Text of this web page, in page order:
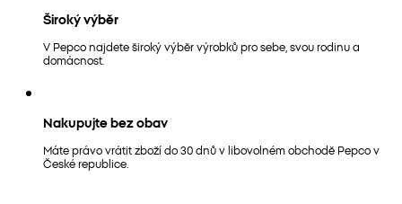
Široký výběr
V Pepco najdete široký výběr výrobků pro sebe, svou rodinu a
domácnost.
Nakupujte bez obav
Máte právo vrátit zboží do 30 dnů v libovolném obchodě Pepco v
České republice.